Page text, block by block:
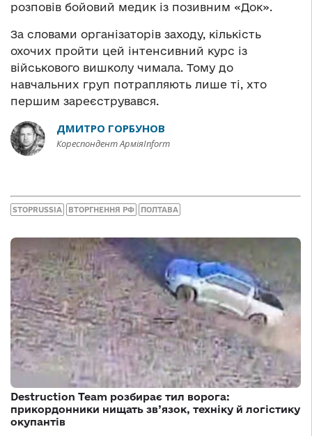
розповів бойовий медик із позивним «Док».
За словами організаторів заходу, кількість
охочих пройти цей інтенсивний курс із
військового вишколу чимала. Тому до
навчальних груп потрапляють лише ті, хто
першим зареєструвався.
ДМИТРО ГОРБУНОВ
Кореспондент АрміяInform
STOPRUSSIA ВТОРГНЕННЯ РФ ПОЛТАВА
Destruction Team розбирає тил ворога:
прикордонники нищать зв’язок, техніку й логістику
окупантів